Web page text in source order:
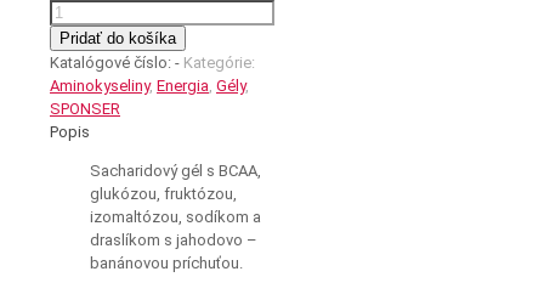
množstvo
LIQUID
ENERGY
BCAA
Pridať do košíka
Katalógové číslo: - Kategórie:
Aminokyseliny, Energia, Gély,
SPONSER
Popis
Sacharidový gél s BCAA,
glukózou, fruktózou,
izomaltózou, sodíkom a
draslíkom s jahodovo –
banánovou príchuťou.